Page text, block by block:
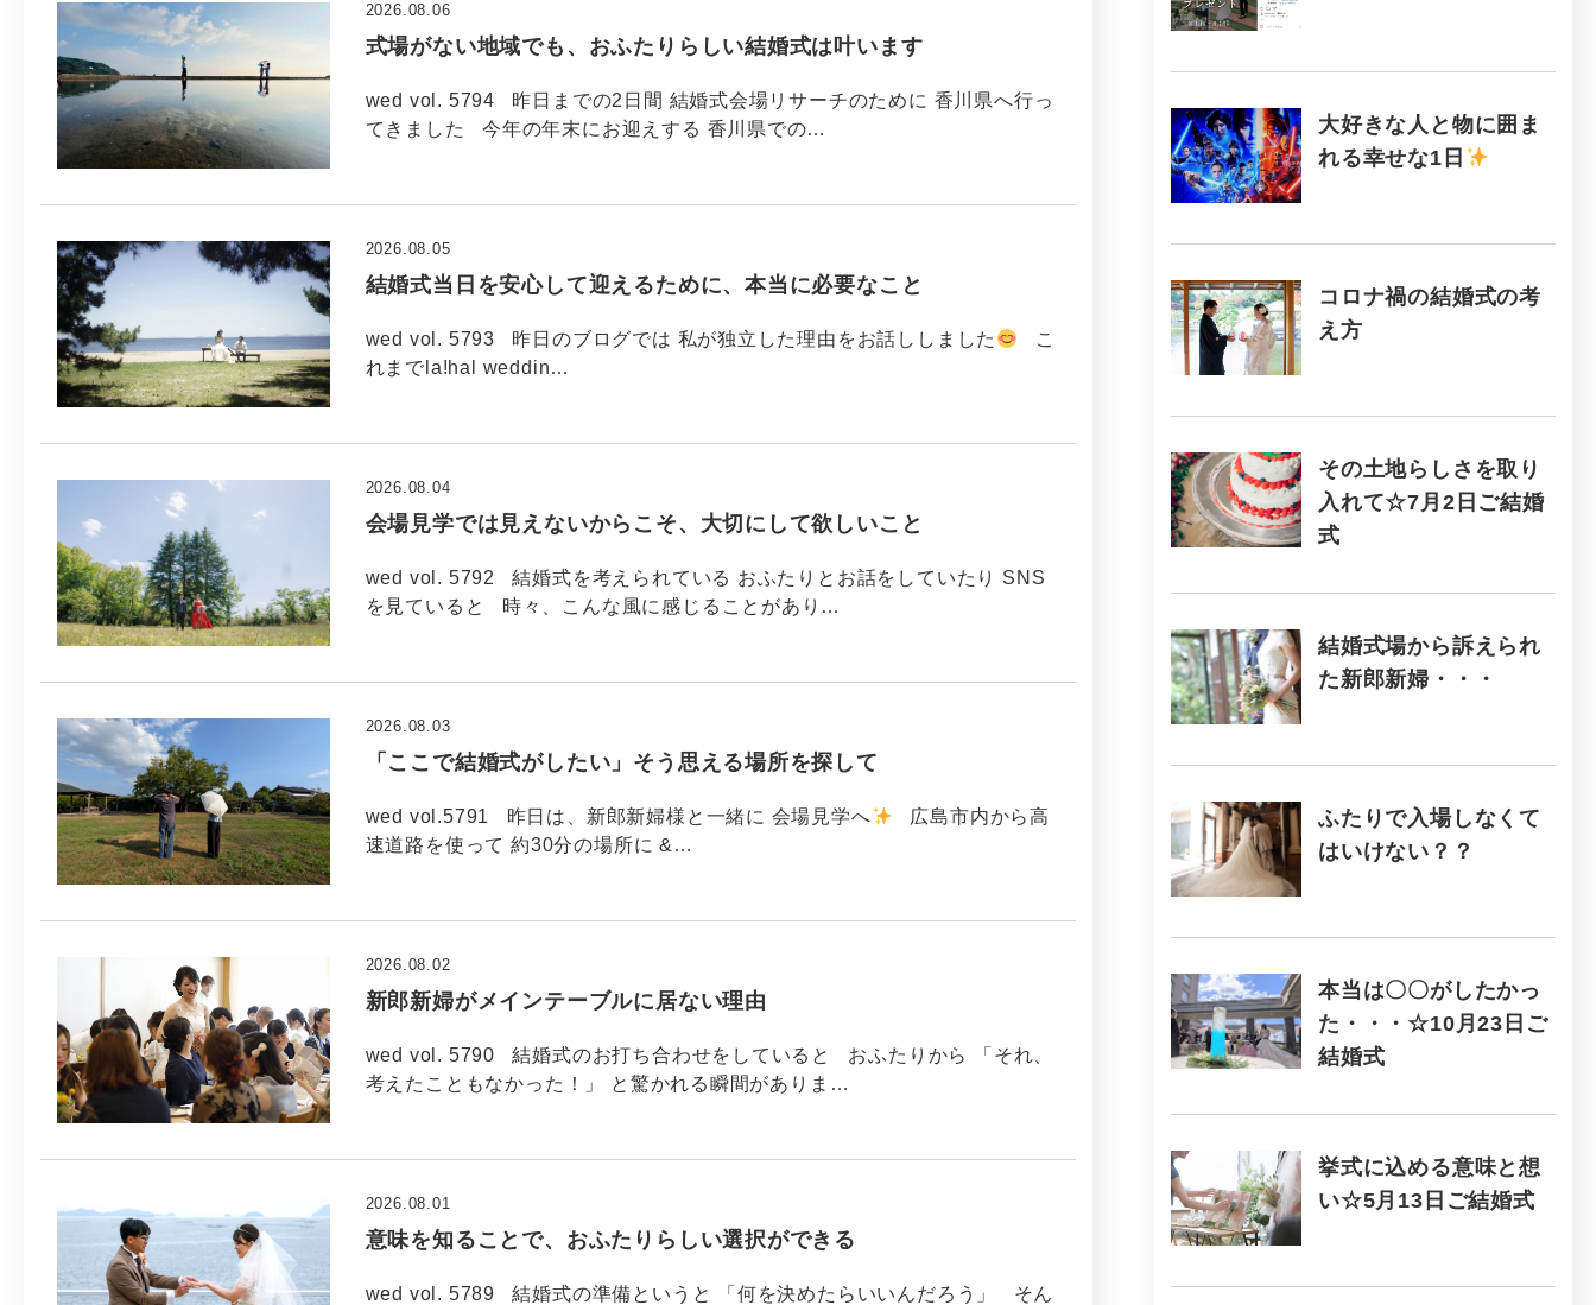
式場がない地域でも、おふたりらしい結婚式は叶います
2026.08.06
wed vol. 5794 昨日までの2日間 結婚式会場リサーチのために 香川県へ行っ
てきました 今年の年末にお迎えする 香川県での…
結婚式当日を安心して迎えるために、本当に必要なこと
2026.08.05
wed vol. 5793 昨日のブログでは 私が独立した理由をお話ししました
こ
れまでla!hal weddin…
会場見学では見えないからこそ、大切にして欲しいこと
2026.08.04
wed vol. 5792 結婚式を考えられている おふたりとお話をしていたり SNS
を見ていると 時々、こんな風に感じることがあり…
「ここで結婚式がしたい」そう思える場所を探して
2026.08.03
wed vol.5791 昨日は、新郎新婦様と一緒に 会場見学へ
広島市内から高
速道路を使って 約30分の場所に &…
新郎新婦がメインテーブルに居ない理由
2026.08.02
wed vol. 5790 結婚式のお打ち合わせをしていると おふたりから 「それ、
考えたこともなかった！」 と驚かれる瞬間がありま…
意味を知ることで、おふたりらしい選択ができる
2026.08.01
wed vol. 5789 結婚式の準備というと 「何を決めたらいいんだろう」 そん
大好きな人と物に囲ま
れる幸せな1日
コロナ禍の結婚式の考
え方
その土地らしさを取り
入れて☆7月2日ご結婚
式
結婚式場から訴えられ
た新郎新婦・・・
ふたりで入場しなくて
はいけない？？
本当は〇〇がしたかっ
た・・・☆10月23日ご
結婚式
挙式に込める意味と想
い☆5月13日ご結婚式